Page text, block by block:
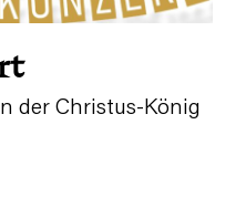
der Christus-König